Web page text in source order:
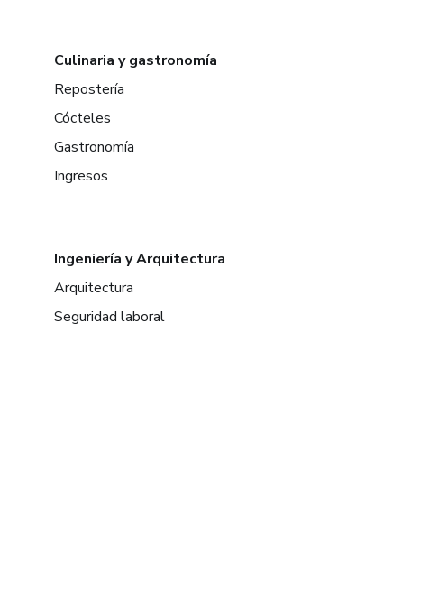
Culinaria y gastronomía
Repostería
Cócteles
Gastronomía
Ingresos
Ingeniería y Arquitectura
Arquitectura
Seguridad laboral